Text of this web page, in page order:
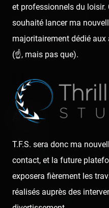
Fun experiences sharing
from roller coasters, theme
parks, fairgrounds and
entertainment enthusiasts.
About
The Coasterrider Team
Contact us
Acknowledgements
The Coasterrider Museum
et professionnels du loisir.
souhaité lancer ma
majoritairement dédié aux
(☝️, mais pas que).
T.F.S. sera donc ma
contact, et la future
exposera fièrement les
réalisés auprès des